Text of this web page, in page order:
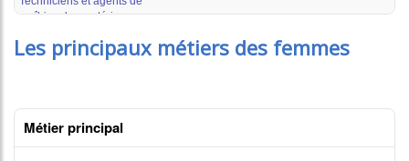
Les principaux métiers des femmes
Métier principal